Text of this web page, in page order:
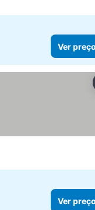
Ver
Ver